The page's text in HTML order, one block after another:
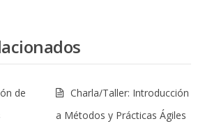
de
Charla/Taller: Introducción
a Métodos y Prácticas Ágiles